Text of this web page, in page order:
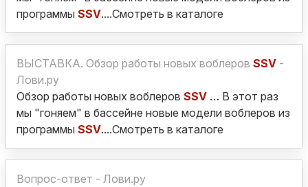
программы SSV....Смотреть в каталоге
ВЫСТАВКА. Обзор работы новых воблеров SSV -
Лови.ру
Обзор работы новых воблеров SSV … В этот раз
мы "гоняем" в бассейне новые модели воблеров из
программы SSV....Смотреть в каталоге
Вопрос-ответ - Лови.ру